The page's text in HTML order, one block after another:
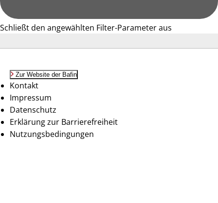
Schließt den angewählten Filter-Parameter aus
Zur Website der Bafin
Kontakt
Impressum
Datenschutz
Erklärung zur Barrierefreiheit
Nutzungsbedingungen